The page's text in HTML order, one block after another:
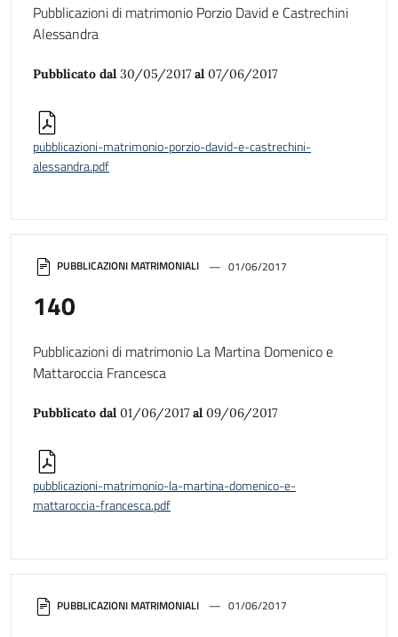
PUBBLICAZIONI MATRIMONIALI 01/06/2017
PUBBLICAZIONI MATRIMONIALI 01/06/2017
140
Pubblicazioni di matrimonio La Martina Domenico e
Mattaroccia Francesca
Pubblicato dal 01/06/2017al 09/06/2017
pubblicazioni-matrimonio-la-martina-domenico-e-
mattaroccia-francesca.pdf
Pubblicazioni di matrimonio Porzio David e Castrechini
Alessandra
Pubblicato dal 30/05/2017al 07/06/2017
pubblicazioni-matrimonio-porzio-david-e-castrechini-
alessandra.pdf